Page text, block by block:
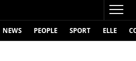
NEWS PEOPLE SPORT ELLE